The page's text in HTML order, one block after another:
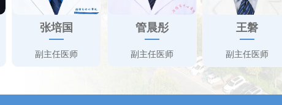
张培国
副主任医师
管晨彤
副主任医师
王磐
副主任医师